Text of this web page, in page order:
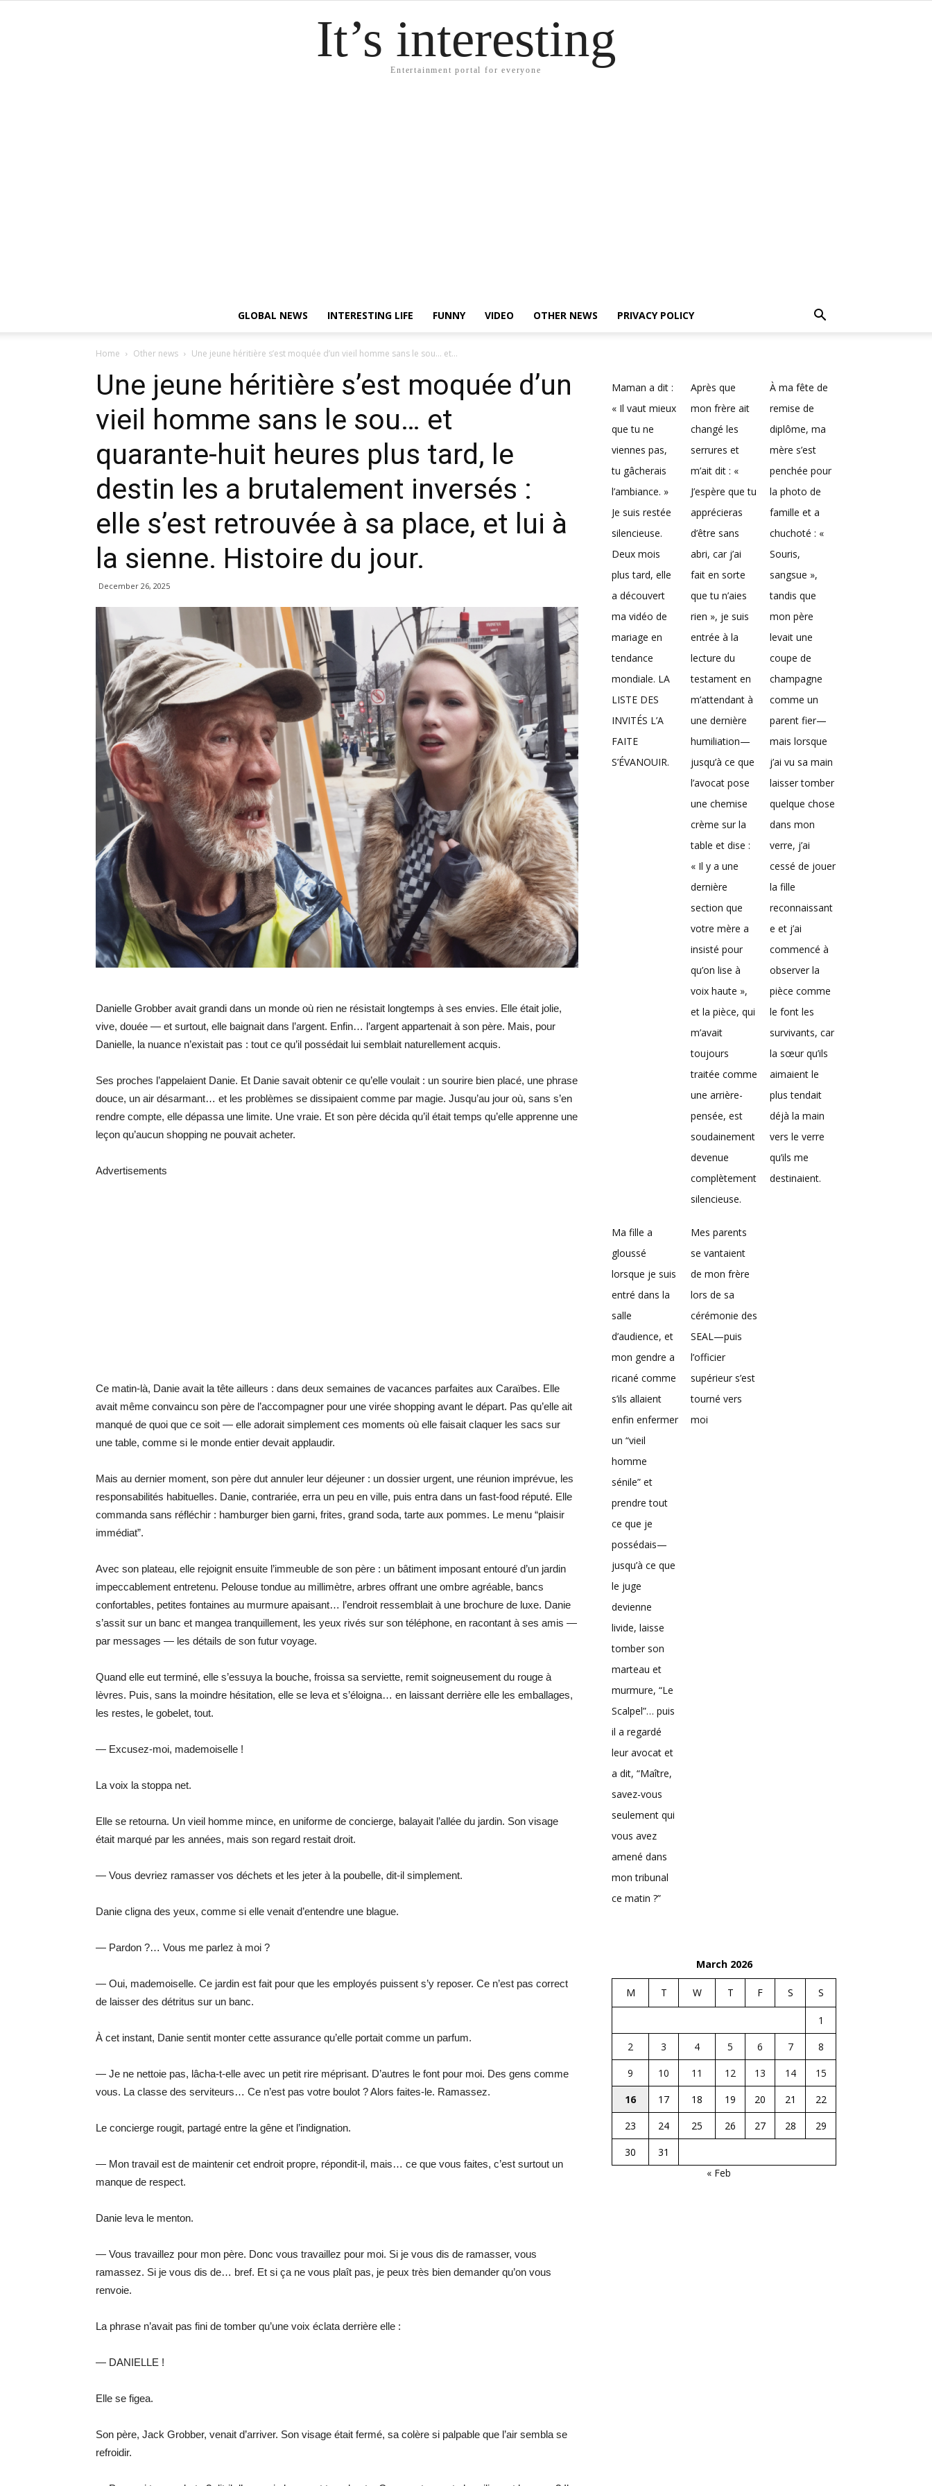
It’s interesting
Entertainment portal for everyone
GLOBAL NEWS INTERESTING LIFE FUNNY VIDEO OTHER NEWS PRIVACY POLICY
Home Other news Une jeune héritière s’est moquée d’un vieil homme sans le sou… et...
Une jeune héritière s’est moquée d’un
vieil homme sans le sou… et
quarante-huit heures plus tard, le
destin les a brutalement inversés :
elle s’est retrouvée à sa place, et lui à
la sienne. Histoire du jour.
December 26, 2025
Danielle Grobber avait grandi dans un monde où rien ne résistait longtemps à ses envies. Elle était jolie,
vive, douée — et surtout, elle baignait dans l’argent. Enfin… l’argent appartenait à son père. Mais, pour
Danielle, la nuance n’existait pas : tout ce qu’il possédait lui semblait naturellement acquis.
Ses proches l’appelaient Danie. Et Danie savait obtenir ce qu’elle voulait : un sourire bien placé, une phrase
douce, un air désarmant… et les problèmes se dissipaient comme par magie. Jusqu’au jour où, sans s’en
rendre compte, elle dépassa une limite. Une vraie. Et son père décida qu’il était temps qu’elle apprenne une
leçon qu’aucun shopping ne pouvait acheter.
Advertisements
Ce matin-là, Danie avait la tête ailleurs : dans deux semaines de vacances parfaites aux Caraïbes. Elle
avait même convaincu son père de l’accompagner pour une virée shopping avant le départ. Pas qu’elle ait
manqué de quoi que ce soit — elle adorait simplement ces moments où elle faisait claquer les sacs sur
une table, comme si le monde entier devait applaudir.
Mais au dernier moment, son père dut annuler leur déjeuner : un dossier urgent, une réunion imprévue, les
responsabilités habituelles. Danie, contrariée, erra un peu en ville, puis entra dans un fast-food réputé. Elle
commanda sans réfléchir : hamburger bien garni, frites, grand soda, tarte aux pommes. Le menu “plaisir
immédiat”.
Avec son plateau, elle rejoignit ensuite l’immeuble de son père : un bâtiment imposant entouré d’un jardin
impeccablement entretenu. Pelouse tondue au millimètre, arbres offrant une ombre agréable, bancs
confortables, petites fontaines au murmure apaisant… l’endroit ressemblait à une brochure de luxe. Danie
s’assit sur un banc et mangea tranquillement, les yeux rivés sur son téléphone, en racontant à ses amis —
par messages — les détails de son futur voyage.
Quand elle eut terminé, elle s’essuya la bouche, froissa sa serviette, remit soigneusement du rouge à
lèvres. Puis, sans la moindre hésitation, elle se leva et s’éloigna… en laissant derrière elle les emballages,
les restes, le gobelet, tout.
— Excusez-moi, mademoiselle !
La voix la stoppa net.
Elle se retourna. Un vieil homme mince, en uniforme de concierge, balayait l’allée du jardin. Son visage
était marqué par les années, mais son regard restait droit.
— Vous devriez ramasser vos déchets et les jeter à la poubelle, dit-il simplement.
Danie cligna des yeux, comme si elle venait d’entendre une blague.
— Pardon ?… Vous me parlez à moi ?
— Oui, mademoiselle. Ce jardin est fait pour que les employés puissent s’y reposer. Ce n’est pas correct
de laisser des détritus sur un banc.
À cet instant, Danie sentit monter cette assurance qu’elle portait comme un parfum.
— Je ne nettoie pas, lâcha-t-elle avec un petit rire méprisant. D’autres le font pour moi. Des gens comme
vous. La classe des serviteurs… Ce n’est pas votre boulot ? Alors faites-le. Ramassez.
Le concierge rougit, partagé entre la gêne et l’indignation.
— Mon travail est de maintenir cet endroit propre, répondit-il, mais… ce que vous faites, c’est surtout un
manque de respect.
Danie leva le menton.
— Vous travaillez pour mon père. Donc vous travaillez pour moi. Si je vous dis de ramasser, vous
ramassez. Si je vous dis de… bref. Et si ça ne vous plaît pas, je peux très bien demander qu’on vous
renvoie.
La phrase n’avait pas fini de tomber qu’une voix éclata derrière elle :
— DANIELLE !
Elle se figea.
Son père, Jack Grobber, venait d’arriver. Son visage était fermé, sa colère si palpable que l’air sembla se
refroidir.
Maman a dit :
« Il vaut mieux
que tu ne
viennes pas,
tu gâcherais
l’ambiance. »
Je suis restée
silencieuse.
Deux mois
plus tard, elle
a découvert
ma vidéo de
mariage en
tendance
mondiale. LA
LISTE DES
INVITÉS L’A
FAITE
S’ÉVANOUIR.
Après que
mon frère ait
changé les
serrures et
m’ait dit : «
J’espère que tu
apprécieras
d’être sans
abri, car j’ai
fait en sorte
que tu n’aies
rien », je suis
entrée à la
lecture du
testament en
m’attendant à
une dernière
humiliation—
jusqu’à ce que
l’avocat pose
une chemise
crème sur la
table et dise :
« Il y a une
dernière
section que
votre mère a
insisté pour
qu’on lise à
voix haute »,
et la pièce, qui
m’avait
toujours
traitée comme
une arrière-
pensée, est
soudainement
devenue
complètement
silencieuse.
À ma fête de
remise de
diplôme, ma
mère s’est
penchée pour
la photo de
famille et a
chuchoté : «
Souris,
sangsue »,
tandis que
mon père
levait une
coupe de
champagne
comme un
parent fier—
mais lorsque
j’ai vu sa main
laisser tomber
quelque chose
dans mon
verre, j’ai
cessé de jouer
la fille
reconnaissant
e et j’ai
commencé à
observer la
pièce comme
le font les
survivants, car
la sœur qu’ils
aimaient le
plus tendait
déjà la main
vers le verre
qu’ils me
destinaient.
Ma fille a
gloussé
lorsque je suis
entré dans la
salle
d’audience, et
mon gendre a
ricané comme
s’ils allaient
enfin enfermer
un “vieil
homme
sénile” et
prendre tout
ce que je
possédais—
jusqu’à ce que
le juge
devienne
livide, laisse
tomber son
marteau et
murmure, “Le
Scalpel”… puis
il a regardé
leur avocat et
a dit, “Maître,
savez-vous
seulement qui
vous avez
amené dans
mon tribunal
ce matin ?”
Mes parents
se vantaient
de mon frère
lors de sa
cérémonie des
SEAL—puis
l’officier
supérieur s’est
tourné vers
moi
March 2026
M T W T F S S
1
2
3 4 5 6 7
8
9
10 11 12 13 14
15
16
17 18 19 20 21
22
23
24 25 26 27 28
29
30
31
« Feb